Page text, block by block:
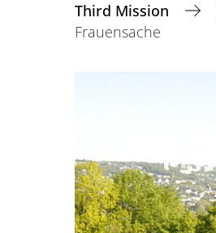
Third Mission
Frauensache